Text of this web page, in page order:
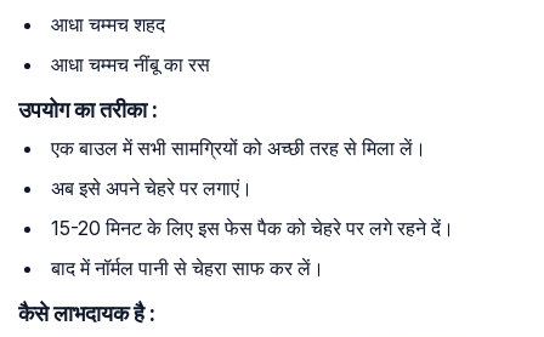
आधा चम्मच शहद
आधा चम्मच नींबू का रस
उपयोग का तरीका :
एक बाउल में सभी सामग्रियों को अच्छी तरह से मिला लें।
अब इसे अपने चेहरे पर लगाएं।
15-20 मिनट के लिए इस फेस पैक को चेहरे पर लगे रहने दें।
बाद में नॉर्मल पानी से चेहरा साफ कर लें।
कैसे लाभदायक है :